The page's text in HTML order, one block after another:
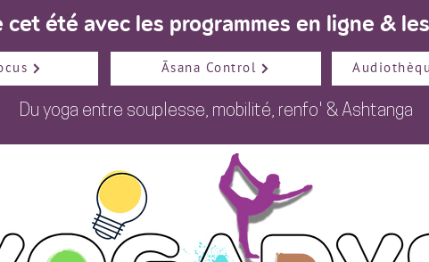
été avec les programmes en ligne &
Du yoga entre souplesse, mobilité, renfo' & Ashtanga
Āsana Control